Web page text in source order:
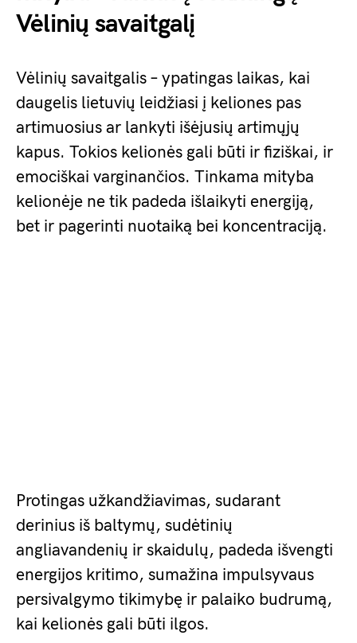
Vėlinių savaitgalį
Vėlinių savaitgalis – ypatingas laikas, kai
daugelis lietuvių leidžiasi į keliones pas
artimuosius ar lankyti išėjusių artimųjų
kapus. Tokios kelionės gali būti ir fiziškai, ir
emociškai varginančios. Tinkama mityba
kelionėje ne tik padeda išlaikyti energiją,
bet ir pagerinti nuotaiką bei koncentraciją.
Protingas užkandžiavimas, sudarant
derinius iš baltymų, sudėtinių
angliavandenių ir skaidulų, padeda išvengti
energijos kritimo, sumažina impulsyvaus
persivalgymo tikimybę ir palaiko budrumą,
kai kelionės gali būti ilgos.